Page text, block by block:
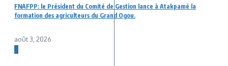
FNAFPP: le Président du Comité de Gestion lance à Atakpamé la
formation des agriculteurs du Grand Ogou.
août 3, 2026
2